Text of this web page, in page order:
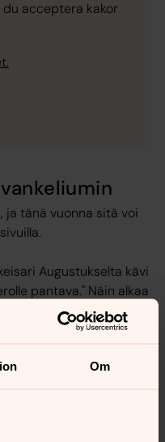
Om
acceptera kakor
ja tänä vuonna sitä voi
Augustukselta kävi
pantava." Näin alkaa
luettu ja kuultu
kouluissa. Tänä vuonna
Helena Eliasson